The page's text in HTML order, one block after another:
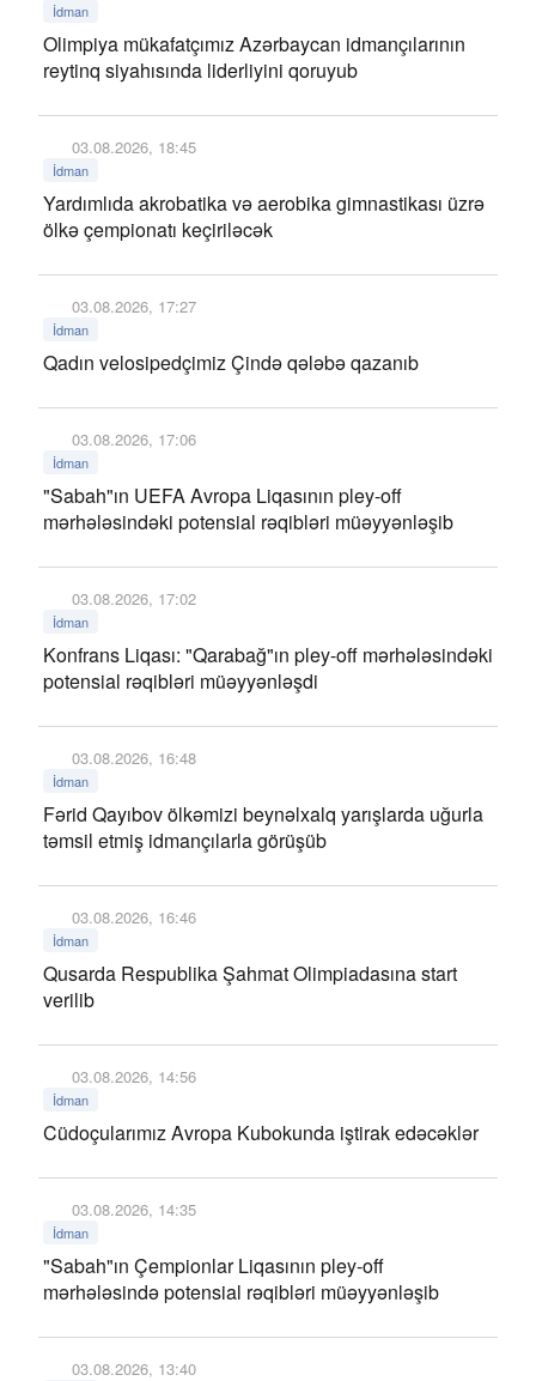
İdman
Olimpiya mükafatçımız Azərbaycan idmançılarının
reytinq siyahısında liderliyini qoruyub
03.08.2026, 18:45
İdman
Yardımlıda akrobatika və aerobika gimnastikası üzrə
ölkə çempionatı keçiriləcək
03.08.2026, 17:27
İdman
Qadın velosipedçimiz Çində qələbə qazanıb
03.08.2026, 17:06
İdman
"Sabah"ın UEFA Avropa Liqasının pley-off
mərhələsindəki potensial rəqibləri müəyyənləşib
03.08.2026, 17:02
İdman
Konfrans Liqası: "Qarabağ"ın pley-off mərhələsindəki
potensial rəqibləri müəyyənləşdi
03.08.2026, 16:48
İdman
Fərid Qayıbov ölkəmizi beynəlxalq yarışlarda uğurla
təmsil etmiş idmançılarla görüşüb
03.08.2026, 16:46
İdman
Qusarda Respublika Şahmat Olimpiadasına start
verilib
03.08.2026, 14:56
İdman
Cüdoçularımız Avropa Kubokunda iştirak edəcəklər
03.08.2026, 14:35
İdman
"Sabah"ın Çempionlar Liqasının pley-off
mərhələsində potensial rəqibləri müəyyənləşib
03.08.2026, 13:40